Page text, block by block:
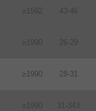
≥1592 43-46
≥1990 26-29
≥1990 28-31
≥1990 31-343